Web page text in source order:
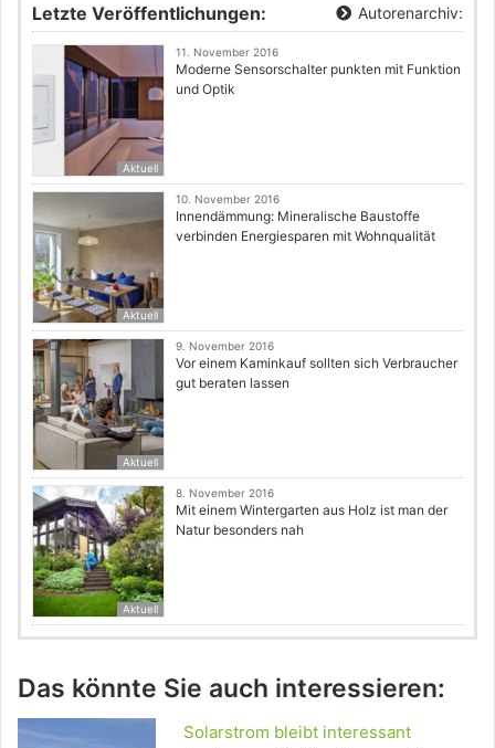
Letzte Veröffentlichungen: Autorenarchiv:
Aktuell
11. November 2016
Moderne Sensorschalter punkten mit Funktion
und Optik
Aktuell
10. November 2016
Innendämmung: Mineralische Baustoffe
verbinden Energiesparen mit Wohnqualität
Aktuell
9. November 2016
Vor einem Kaminkauf sollten sich Verbraucher
gut beraten lassen
Aktuell
8. November 2016
Mit einem Wintergarten aus Holz ist man der
Natur besonders nah
Das könnte Sie auch interessieren:
Solarstrom bleibt interessant